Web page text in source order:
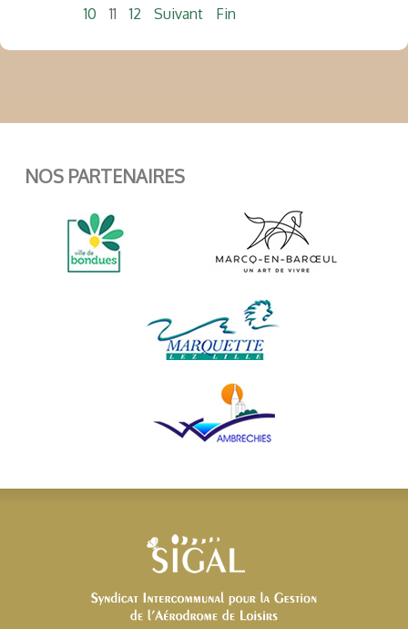
10
11 12 Suivant Fin
NOS PARTENAIRES